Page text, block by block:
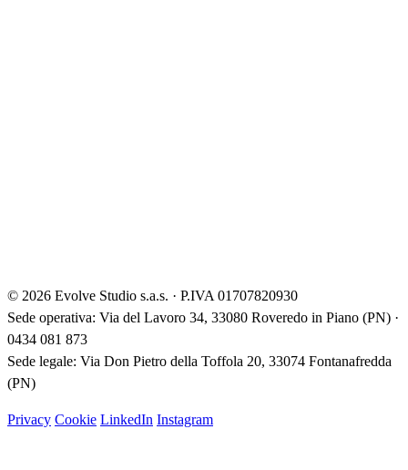
© 2026 Evolve Studio s.a.s. · P.IVA 01707820930
Sede operativa: Via del Lavoro 34, 33080 Roveredo in Piano (PN) ·
0434 081 873
Sede legale: Via Don Pietro della Toffola 20, 33074 Fontanafredda
(PN)
Privacy Cookie LinkedIn Instagram